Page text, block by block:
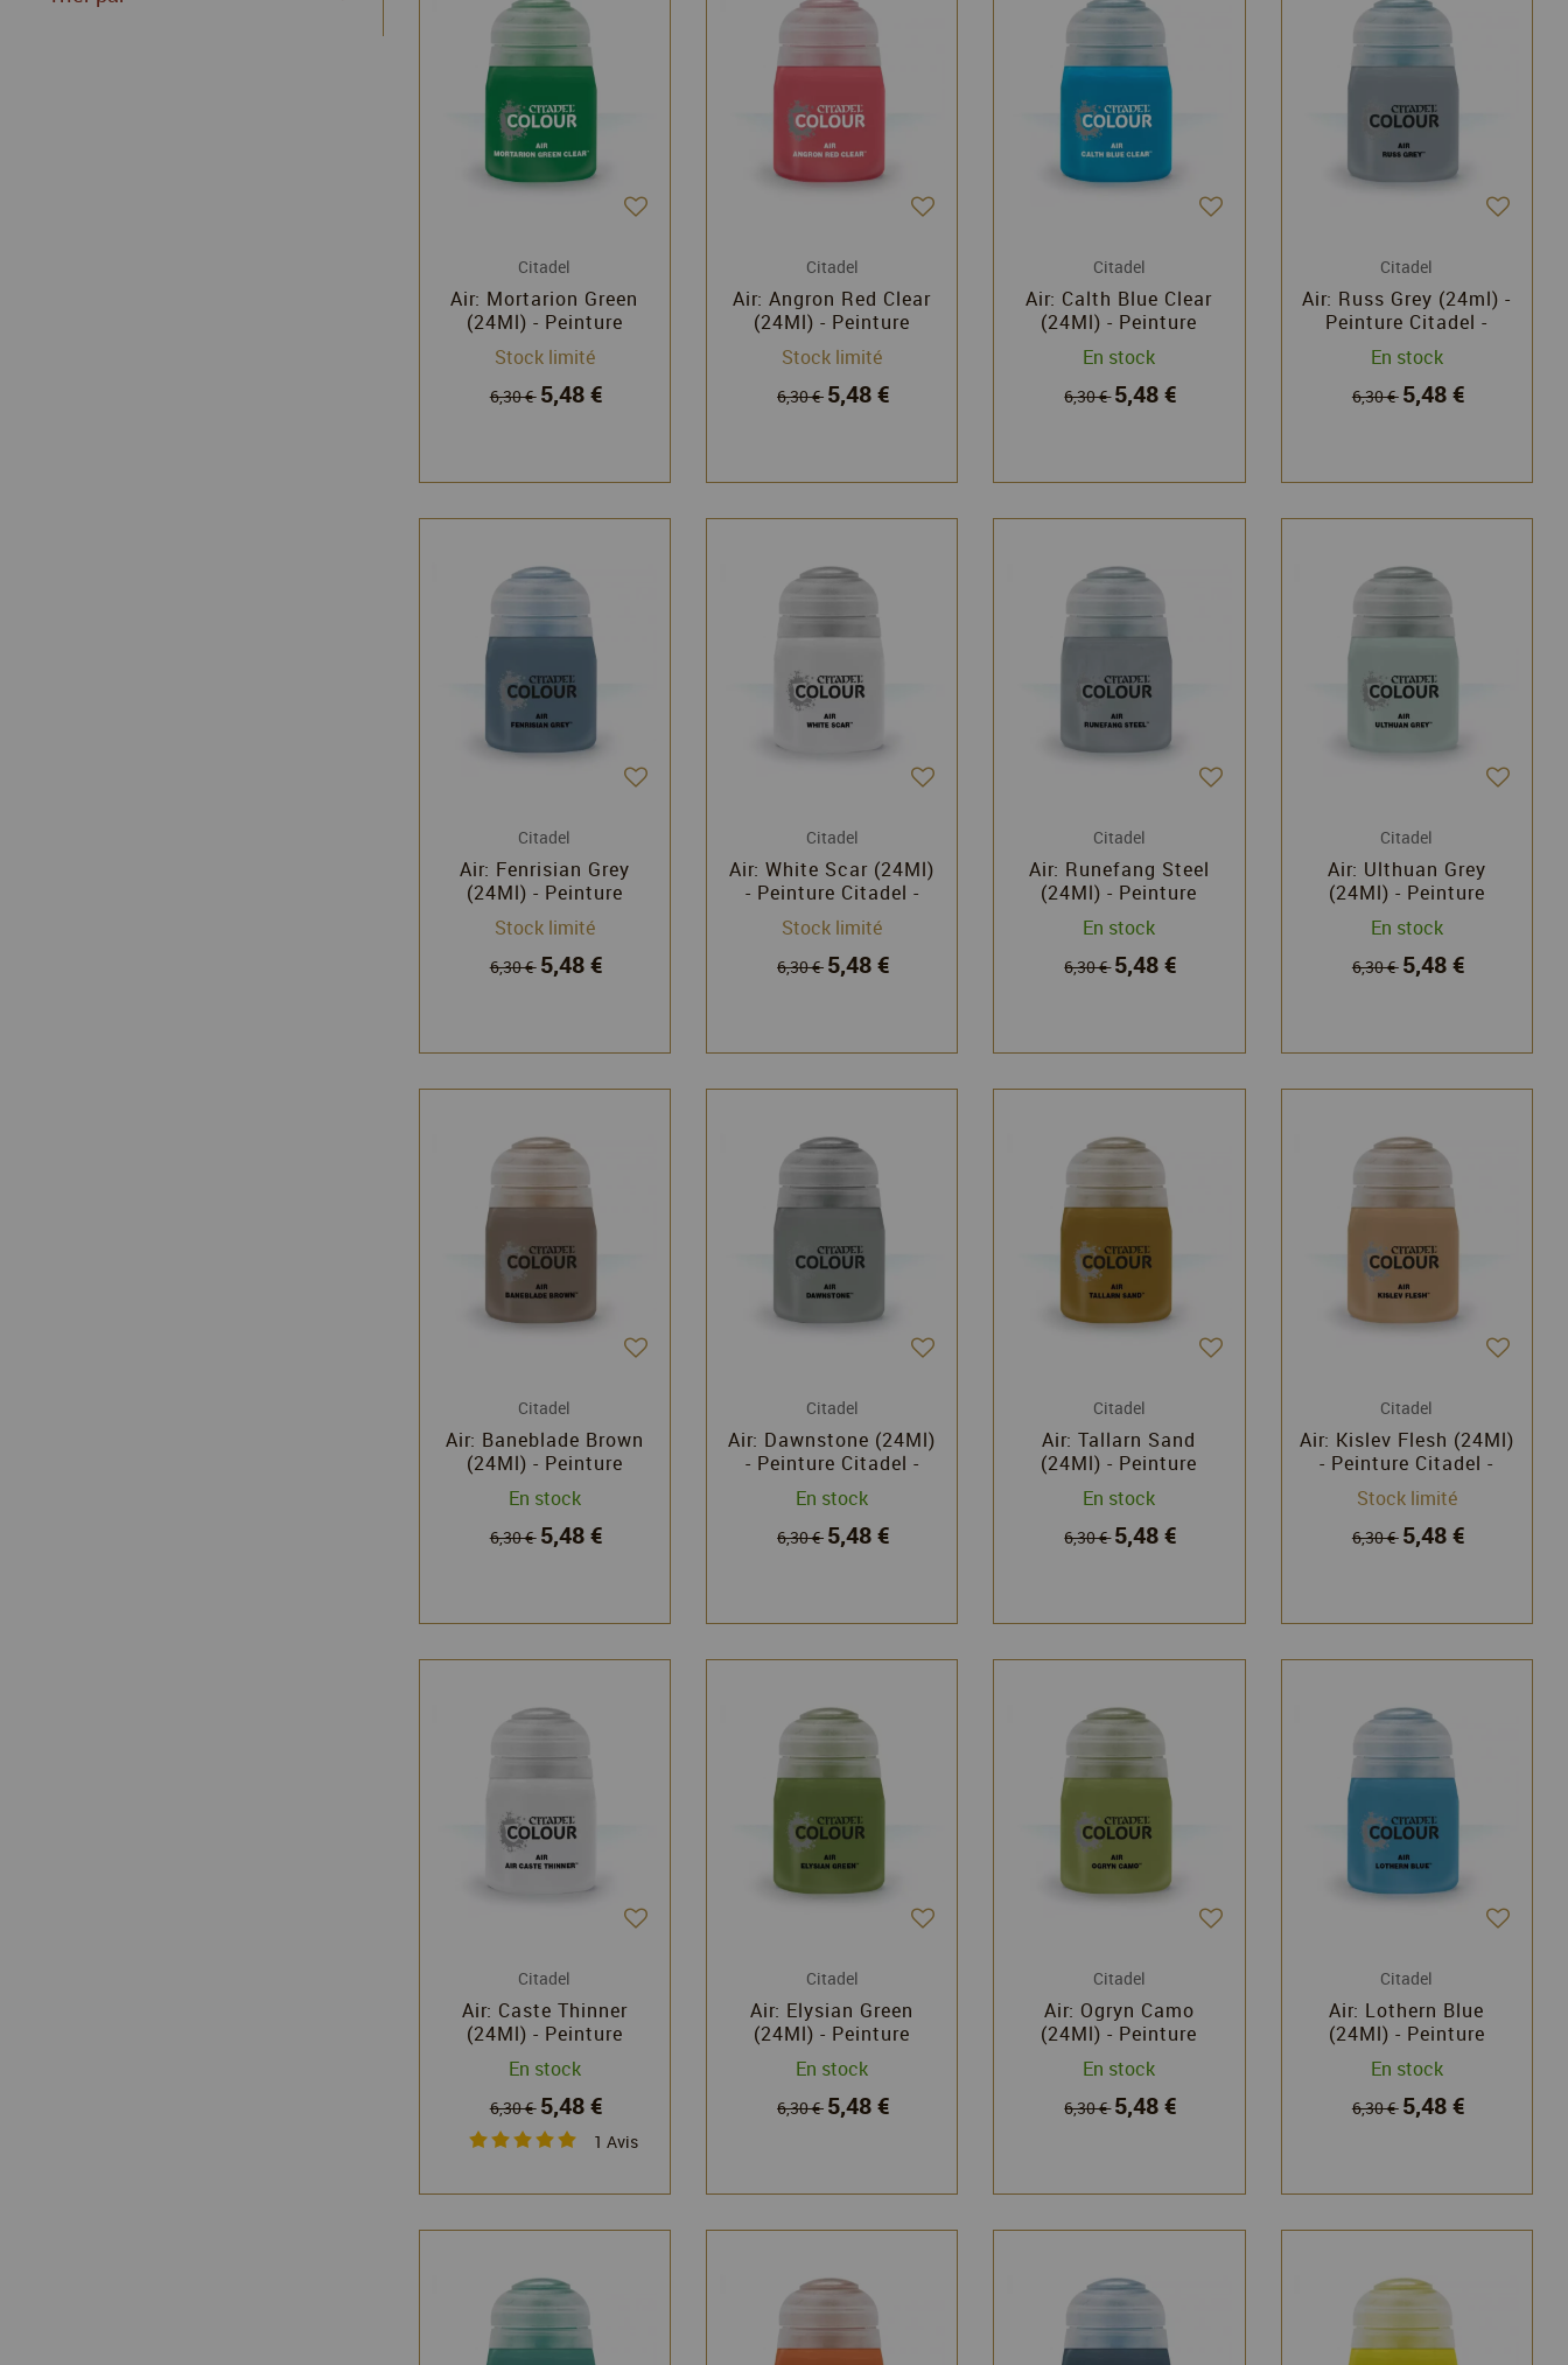
Citadel
Air: Mortarion Green
(24Ml) - Peinture
Citadel - Games
Workshop
Stock limité
6,30 € 5,48 €
Citadel
Air: Angron Red Clear
(24Ml) - Peinture
Citadel - Games
Workshop
Stock limité
6,30 € 5,48 €
Citadel
Air: Calth Blue Clear
(24Ml) - Peinture
Citadel - Games
Workshop
En stock
6,30 €5,48 €
Citadel
Air: Russ Grey (24ml) -
Peinture Citadel -
Games Workshop
En stock
6,30 € 5,48 €
Citadel
Air: Fenrisian Grey
(24Ml) - Peinture
Citadel - Games
Workshop
Stock limité
6,30 € 5,48 €
Citadel
Air: White Scar (24Ml)
- Peinture Citadel -
Games Workshop
Stock limité
6,30 € 5,48 €
Citadel
Air: Runefang Steel
(24Ml) - Peinture
Citadel - Games
Workshop
En stock
6,30 €5,48 €
Citadel
Air: Ulthuan Grey
(24Ml) - Peinture
Citadel - Games
Workshop
En stock
6,30 € 5,48 €
Citadel
Air: Baneblade Brown
(24Ml) - Peinture
Citadel - Games
Workshop
En stock
6,30 € 5,48 €
Citadel
Air: Dawnstone (24Ml)
- Peinture Citadel -
Games Workshop
En stock
6,30 € 5,48 €
Citadel
Air: Tallarn Sand
(24Ml) - Peinture
Citadel - Games
Workshop
En stock
6,30 €5,48 €
Citadel
Air: Kislev Flesh (24Ml)
- Peinture Citadel -
Games Workshop
Stock limité
6,30 € 5,48 €
Citadel
Air: Caste Thinner
(24Ml) - Peinture
Citadel - Games
Workshop
En stock
6,30 € 5,48 €
1 Avis
Citadel
Air: Elysian Green
(24Ml) - Peinture
Citadel - Games
Workshop
En stock
6,30 € 5,48 €
Citadel
Air: Ogryn Camo
(24Ml) - Peinture
Citadel - Games
Workshop
En stock
6,30 €5,48 €
Citadel
Air: Lothern Blue
(24Ml) - Peinture
Citadel - Games
Workshop
En stock
6,30 € 5,48 €